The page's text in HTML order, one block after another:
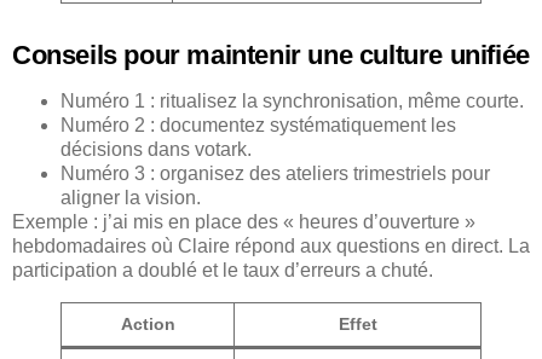
Conseils pour maintenir une culture unifiée
Numéro 1 : ritualisez la synchronisation, même courte.
Numéro 2 : documentez systématiquement les
décisions dans votark.
Numéro 3 : organisez des ateliers trimestriels pour
aligner la vision.
Exemple : j’ai mis en place des « heures d’ouverture »
hebdomadaires où Claire répond aux questions en direct. La
participation a doublé et le taux d’erreurs a chuté.
Action Effet